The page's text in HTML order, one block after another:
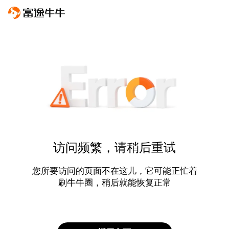
访问频繁，请稍后重试
您所要访问的页面不在这儿，它可能正忙着
刷牛牛圈，稍后就能恢复正常